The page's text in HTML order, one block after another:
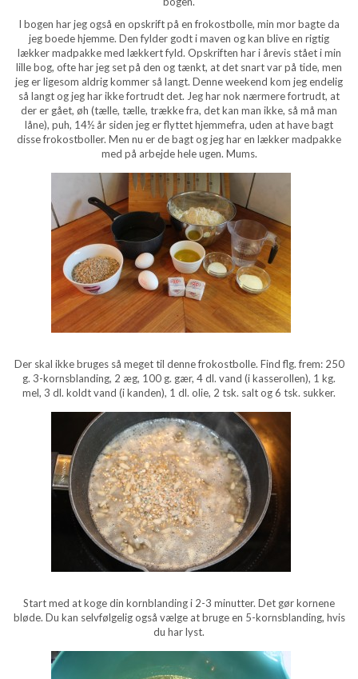
I bogen har jeg også en opskrift på en frokostbolle, min mor bagte da
jeg boede hjemme. Den fylder godt i maven og kan blive en rigtig
lækker madpakke med lækkert fyld. Opskriften har i årevis stået i min
lille bog, ofte har jeg set på den og tænkt, at det snart var på tide, men
jeg er ligesom aldrig kommer så langt. Denne weekend kom jeg endelig
så langt og jeg har ikke fortrudt det. Jeg har nok nærmere fortrudt, at
der er gået, øh (tælle, tælle, trække fra, det kan man ikke, så må man
låne), puh, 14½ år siden jeg er flyttet hjemmefra, uden at have bagt
disse frokostboller. Men nu er de bagt og jeg har en lækker madpakke
med på arbejde hele ugen. Mums.
Der skal ikke bruges så meget til denne frokostbolle. Find flg. frem: 250
g. 3-kornsblanding, 2 æg, 100 g. gær, 4 dl. vand (i kasserollen), 1 kg.
mel, 3 dl. koldt vand (i kanden), 1 dl. olie, 2 tsk. salt og 6 tsk. sukker.
Start med at koge din kornblanding i 2-3 minutter. Det gør kornene
bløde. Du kan selvfølgelig også vælge at bruge en 5-kornsblanding, hvis
du har lyst.